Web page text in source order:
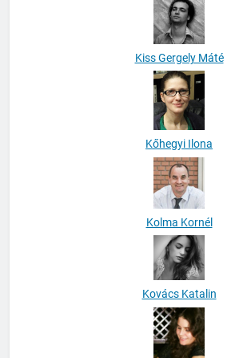
Kiss Gergely Máté
Kőhegyi Ilona
Kolma Kornél
Kovács Katalin